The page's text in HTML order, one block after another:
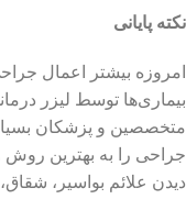
نکته پایانی
امروزه بیشتر اعمال
بیماری‌ها توسط لیزر
متخصصین و پزشکان
جراحی را به بهترین
دیدن علائم بواسیر،